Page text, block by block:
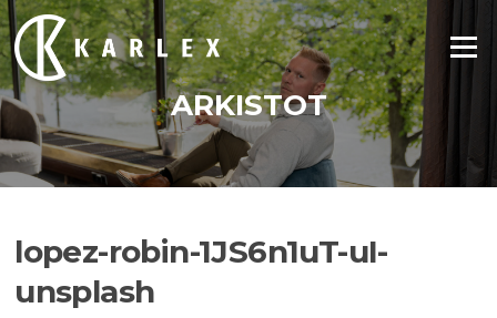
Siirry
suoraan
sisältöön
Valikko
ARKISTOT
lopez-robin-1JS6n1uT-uI-
unsplash